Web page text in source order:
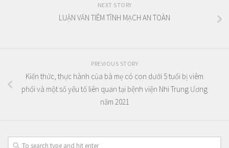
NEXT STORY
LUẬN VĂN TIÊM TĨNH MẠCH AN TOÀN
PREVIOUS STORY
Kiến thức, thực hành của bà mẹ có con dưới 5 tuổi bị viêm
phổi và một số yếu tố liên quan tại bệnh viện Nhi Trung Ương
năm 2021